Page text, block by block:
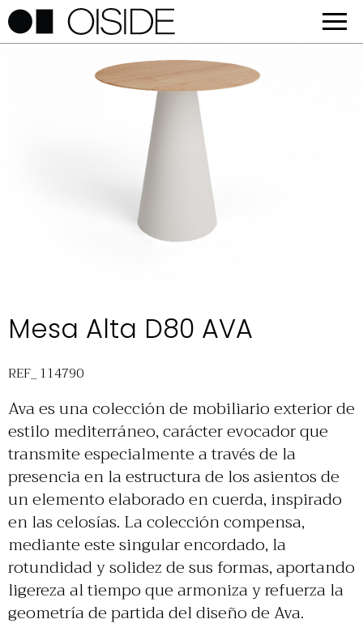
Mesa Alta D80 AVA
REF_ 114790
Ava es una colección de mobiliario exterior de
estilo mediterráneo, carácter evocador que
transmite especialmente a través de la
presencia en la estructura de los asientos de
un elemento elaborado en cuerda, inspirado
en las celosías. La colección compensa,
mediante este singular encordado, la
rotundidad y solidez de sus formas, aportando
ligereza al tiempo que armoniza y refuerza la
geometría de partida del diseño de Ava.